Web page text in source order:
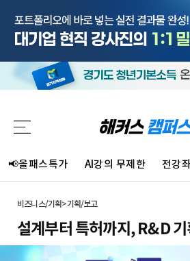
📢올패스특가 AI강의 무제한 전강
비즈니스/기획>기획/보고
설계부터 특허까지, R&D